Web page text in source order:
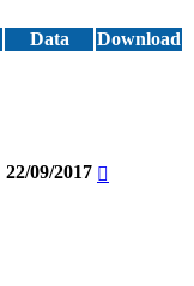
Data
Download
22/09/2017